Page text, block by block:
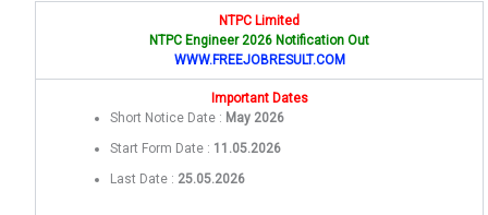
NTPC Limited
NTPC Engineer 2026 Notification Out
WWW.FREEJOBRESULT.COM
Important Dates
Short Notice Date : May 2026
Start Form Date : 11.05.2026
Last Date : 25.05.2026